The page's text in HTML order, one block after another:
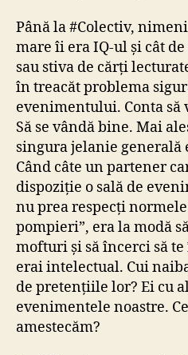
Până la #Colectiv,
mare îi era IQ-ul și cât
sau stiva de cărți
în treacăt problema
evenimentului. Conta să
Să se vândă bine. Mai
singura jelanie generală
Când câte un partener
dispoziție o sală de
nu prea respecți
pompieri”, era la modă
mofturi și să încerci să
erai intelectual. Cui
de pretențiile lor? Ei cu
evenimentele noastre.
amestecăm?